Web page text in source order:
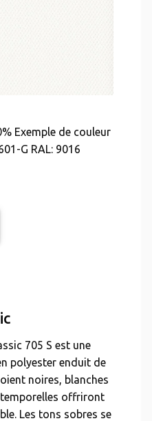
Exemple de couleur
G RAL: 9016
705 S est une
polyester enduit de
noires, blanches
offriront
Les tons sobres se